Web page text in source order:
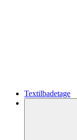
Textilbadetage